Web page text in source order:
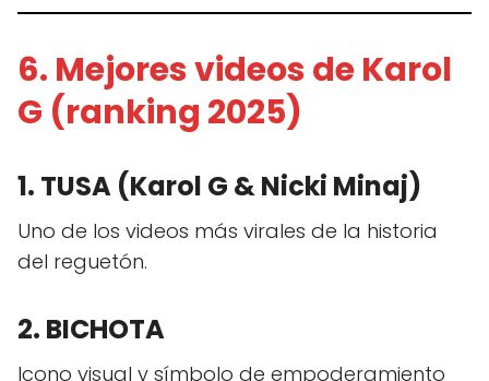
6. Mejores videos de Karol
G (ranking 2025)
1. TUSA (Karol G & Nicki Minaj)
Uno de los videos más virales de la historia
del reguetón.
2. BICHOTA
Icono visual y símbolo de empoderamiento